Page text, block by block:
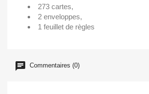
273 cartes,
2 enveloppes,
1 feuillet de règles
Commentaires (0)